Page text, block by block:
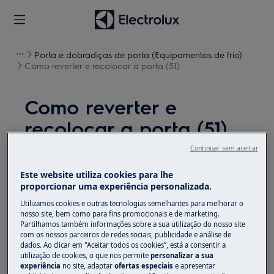
Porta e dobradiças de porta (Equipamentos de frio)
Como reverter e recolocar a porta (51)
Como reverter e
recolocar a porta (51)
Antes de qualquer operação de manutenção,
desligue o aparelho e retire a ficha da
tomada.
Sempre tome cuidado ao mover os aparelhos, para
os aparelhos pesados são necessárias duas pessoas
para movê-los.
Este website utiliza cookies para lhe
proporcionar uma experiência personalizada.
Utilizamos cookies e outras tecnologias semelhantes para melhorar o
nosso site, bem como para fins promocionais e de marketing.
Partilhamos também informações sobre a sua utilização do nosso site
com os nossos parceiros de redes sociais, publicidade e análise de
dados. Ao clicar em "Aceitar todos os cookies”, está a consentir a
utilização de cookies, o que nos permitepersonalizar a sua
experiência no site, adaptarofertas especiaise apresentar
Continuar sem aceitar